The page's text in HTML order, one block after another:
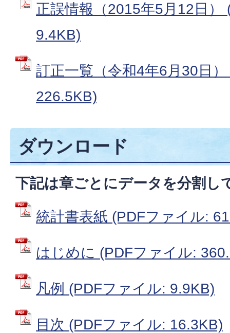
正誤情報（2015年5月12日）
9.4KB)
訂正一覧（令和4年6月30日
226.5KB)
ダウンロード
下記は章ごとにデータを分割し
統計書表紙 (PDFファイル:
はじめに (PDFファイル:
凡例 (PDFファイル: 9.9KB)
目次 (PDFファイル: 16.3KB)